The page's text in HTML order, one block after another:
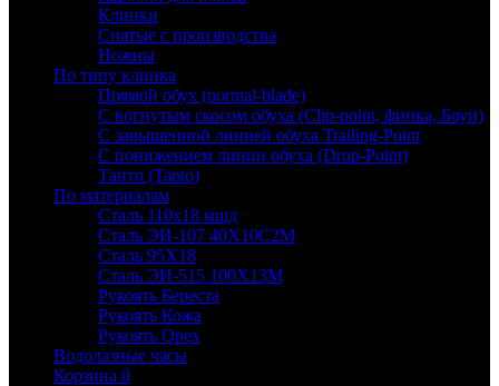
Клинки
Снятые с производства
Ножны
По типу клинка
Прямой обух (normal-blade)
С вогнутым скосом обуха (Clip-point, финка, Боуи)
С завышенной линией обуха Trailing-Point
С понижением линии обуха (Drop-Point)
Танто (Tanto)
По материалам
Сталь 110х18 мшд
Сталь ЭИ-107 40Х10С2М
Сталь 95Х18
Сталь ЭИ-515 100Х13М
Рукоять Береста
Рукоять Кожа
Рукоять Орех
Водолазные часы
Корзина 0